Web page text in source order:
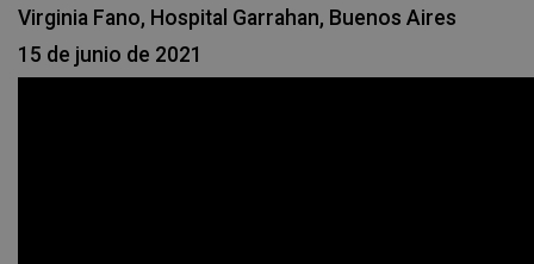
Virginia Fano, Hospital Garrahan, Buenos Aires
15 de junio de 2021